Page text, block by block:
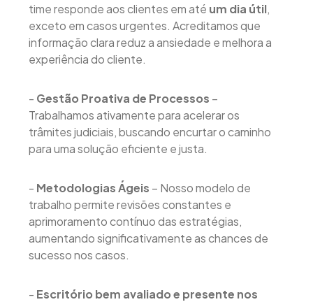
time responde aos clientes em até um dia útil,
exceto em casos urgentes. Acreditamos que
informação clara reduz a ansiedade e melhora a
experiência do cliente.
- Gestão Proativa de Processos –
Trabalhamos ativamente para acelerar os
trâmites judiciais, buscando encurtar o caminho
para uma solução eficiente e justa.
- Metodologias Ágeis – Nosso modelo de
trabalho permite revisões constantes e
aprimoramento contínuo das estratégias,
aumentando significativamente as chances de
sucesso nos casos.
- Escritório bem avaliado e presente nos